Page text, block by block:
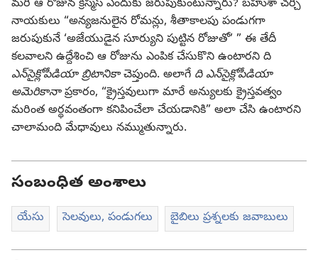
మరి ఆ రోజున క్రిస్మస్‌ ఎందుకు జరుపుకుంటున్నారు? బహుశా చర్చి
నాయకులు “అన్యజనులైన రోమన్లు, శీతాకాలపు పండుగగా
జరుపుకునే ‘అజేయుడైన సూర్యుని పుట్టిన రోజుతో’ ” ఈ తేదీ
కలవాలని ఉద్దేశించి ఆ రోజును ఎంపిక చేసుకొని ఉంటారని ది
ఎన్‌సైక్లోపీడియా బ్రిటానికాచెప్తుంది. అలాగే ది ఎన్‌సైక్లోపీడియా
అమెరికానాప్రకారం, “క్రైస్తవులుగా మారే అన్యులకు క్రైస్తవత్వం
మరింత అర్థవంతంగా కనిపించేలా చేయడానికి” అలా చేసి ఉంటారని
చాలామంది మేధావులు నమ్ముతున్నారు.
సంబంధిత అంశాలు
యేసు సెలవులు, పండుగలు బైబిలు ప్రశ్నలకు జవాబులు